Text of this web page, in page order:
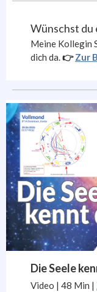
Wünschst du
Meine Kollegin
dich da.👉Zur
Die Seele
Video | 48 Min |